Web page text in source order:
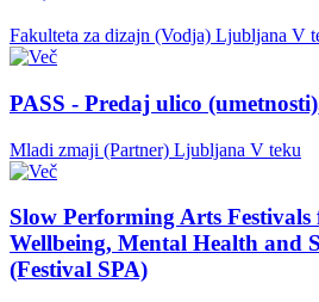
Fakulteta za dizajn (Vodja) Ljubljana V
PASS - Predaj ulico
Mladi zmaji (Partner) Ljubljana V teku
Slow Performing Arts
Wellbeing, Mental Health and
(Festival SPA)